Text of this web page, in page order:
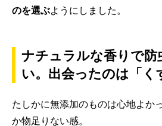
のを選ぶようにしました。
ナチュラルな香りで防
い。出会ったのは「く
たしかに無添加のものは心地よか
か物足りない感。